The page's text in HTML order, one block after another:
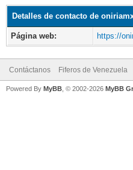
Detalles de contacto de
Página web: https://
Contáctanos Fiferos de Venezuela
Powered By MyBB , © 2002-2026 MyBB